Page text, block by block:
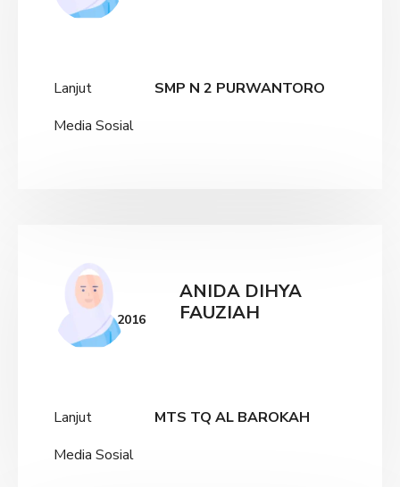
Lanjut
SMP N 2 PURWANTORO
Media Sosial
2016
ANIDA DIHYA
FAUZIAH
Lanjut
MTS TQ AL BAROKAH
Media Sosial